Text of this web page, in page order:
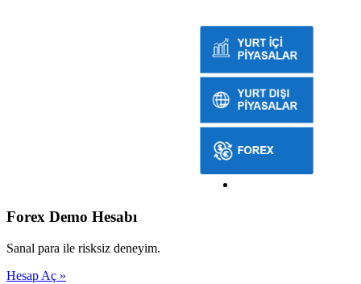
Forex Demo Hesabı
Sanal para ile risksiz deneyim.
Hesap Aç »